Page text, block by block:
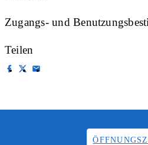
Zugangs- und
Teilen